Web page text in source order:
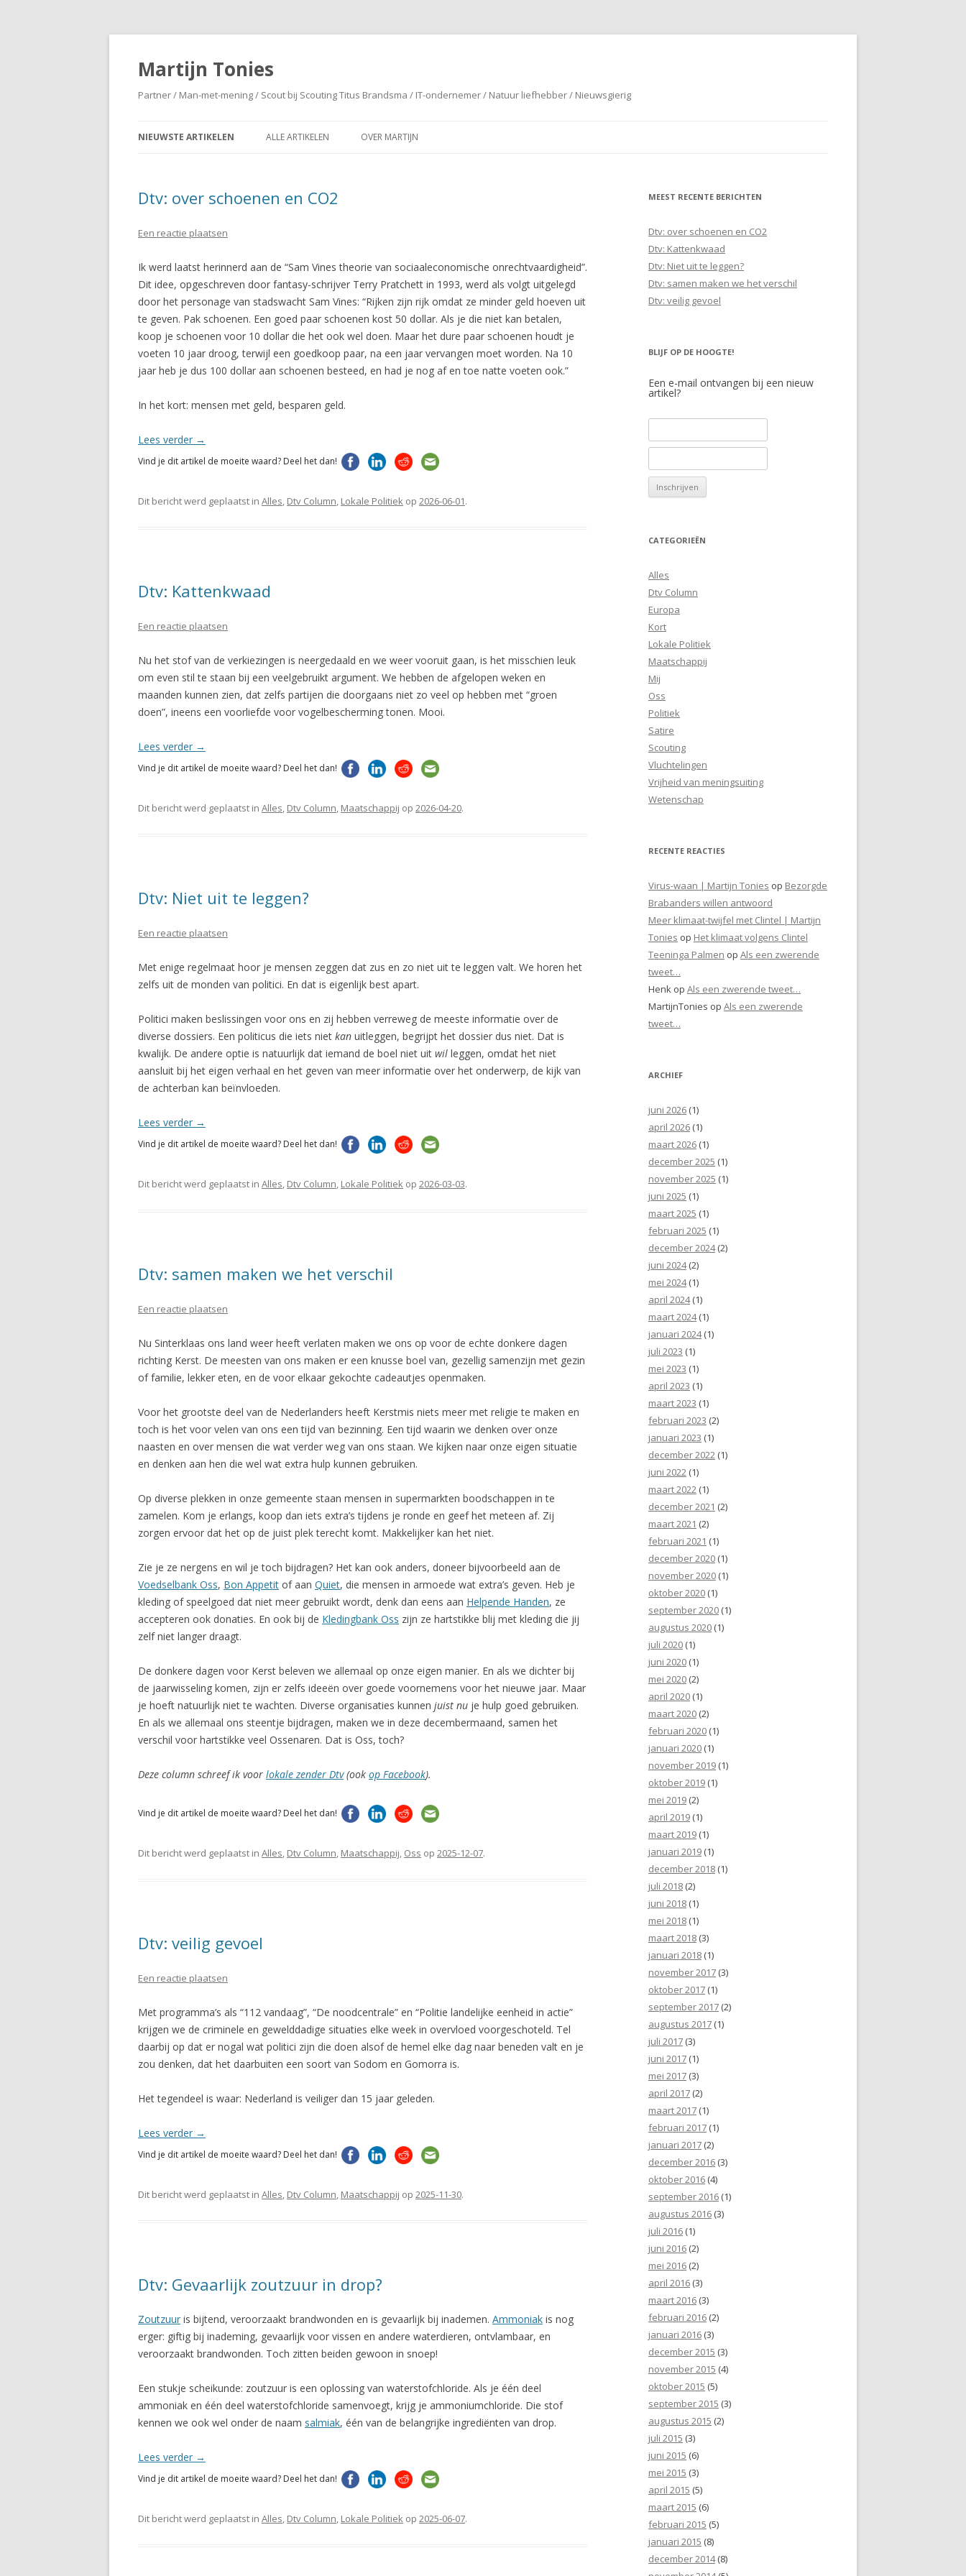
Martijn Tonies
Partner / Man-met-mening / Scout bij Scouting Titus Brandsma / IT-ondernemer / Natuur liefhebber / Nieuwsgierig
NIEUWSTE ARTIKELEN ALLE ARTIKELEN OVER MARTIJN
Dtv: over schoenen en CO2
Een reactie plaatsen
Ik werd laatst herinnerd aan de “Sam Vines theorie van sociaaleconomische onrechtvaardigheid”.
Dit idee, opgeschreven door fantasy-schrijver Terry Pratchett in 1993, werd als volgt uitgelegd
door het personage van stadswacht Sam Vines: “Rijken zijn rijk omdat ze minder geld hoeven uit
te geven. Pak schoenen. Een goed paar schoenen kost 50 dollar. Als je die niet kan betalen,
koop je schoenen voor 10 dollar die het ook wel doen. Maar het dure paar schoenen houdt je
voeten 10 jaar droog, terwijl een goedkoop paar, na een jaar vervangen moet worden. Na 10
jaar heb je dus 100 dollar aan schoenen besteed, en had je nog af en toe natte voeten ook.”
In het kort: mensen met geld, besparen geld.
Lees verder →
Vind je dit artikel de moeite waard? Deel het dan!
Dit bericht werd geplaatst in Alles, Dtv Column, Lokale Politiek op 2026-06-01.
Dtv: Kattenkwaad
Een reactie plaatsen
Nu het stof van de verkiezingen is neergedaald en we weer vooruit gaan, is het misschien leuk
om even stil te staan bij een veelgebruikt argument. We hebben de afgelopen weken en
maanden kunnen zien, dat zelfs partijen die doorgaans niet zo veel op hebben met “groen
doen”, ineens een voorliefde voor vogelbescherming tonen. Mooi.
Lees verder →
Vind je dit artikel de moeite waard? Deel het dan!
Dit bericht werd geplaatst in Alles, Dtv Column, Maatschappij op 2026-04-20.
Dtv: Niet uit te leggen?
Een reactie plaatsen
Met enige regelmaat hoor je mensen zeggen dat zus en zo niet uit te leggen valt. We horen het
zelfs uit de monden van politici. En dat is eigenlijk best apart.
Politici maken beslissingen voor ons en zij hebben verreweg de meeste informatie over de
diverse dossiers. Een politicus die iets niet kan uitleggen, begrijpt het dossier dus niet. Dat is
kwalijk. De andere optie is natuurlijk dat iemand de boel niet uit wil leggen, omdat het niet
aansluit bij het eigen verhaal en het geven van meer informatie over het onderwerp, de kijk van
de achterban kan beïnvloeden.
Lees verder →
Vind je dit artikel de moeite waard? Deel het dan!
Dit bericht werd geplaatst in Alles, Dtv Column, Lokale Politiek op 2026-03-03.
Dtv: samen maken we het verschil
Een reactie plaatsen
Nu Sinterklaas ons land weer heeft verlaten maken we ons op voor de echte donkere dagen
richting Kerst. De meesten van ons maken er een knusse boel van, gezellig samenzijn met gezin
of familie, lekker eten, en de voor elkaar gekochte cadeautjes openmaken.
Voor het grootste deel van de Nederlanders heeft Kerstmis niets meer met religie te maken en
toch is het voor velen van ons een tijd van bezinning. Een tijd waarin we denken over onze
naasten en over mensen die wat verder weg van ons staan. We kijken naar onze eigen situatie
en denken aan hen die wel wat extra hulp kunnen gebruiken.
Op diverse plekken in onze gemeente staan mensen in supermarkten boodschappen in te
zamelen. Kom je erlangs, koop dan iets extra’s tijdens je ronde en geef het meteen af. Zij
zorgen ervoor dat het op de juist plek terecht komt. Makkelijker kan het niet.
Zie je ze nergens en wil je toch bijdragen? Het kan ook anders, doneer bijvoorbeeld aan de
Voedselbank Oss, Bon Appetit of aan Quiet, die mensen in armoede wat extra’s geven. Heb je
kleding of speelgoed dat niet meer gebruikt wordt, denk dan eens aan Helpende Handen, ze
accepteren ook donaties. En ook bij de Kledingbank Oss zijn ze hartstikke blij met kleding die jij
zelf niet langer draagt.
De donkere dagen voor Kerst beleven we allemaal op onze eigen manier. En als we dichter bij
de jaarwisseling komen, zijn er zelfs ideeën over goede voornemens voor het nieuwe jaar. Maar
je hoeft natuurlijk niet te wachten. Diverse organisaties kunnen juist nu je hulp goed gebruiken.
En als we allemaal ons steentje bijdragen, maken we in deze decembermaand, samen het
verschil voor hartstikke veel Ossenaren. Dat is Oss, toch?
Deze column schreef ik voor lokale zender Dtv(ook op Facebook).
Vind je dit artikel de moeite waard? Deel het dan!
Dit bericht werd geplaatst in Alles, Dtv Column, Maatschappij, Oss op 2025-12-07.
Dtv: veilig gevoel
Een reactie plaatsen
Met programma’s als “112 vandaag”, “De noodcentrale” en “Politie landelijke eenheid in actie”
krijgen we de criminele en gewelddadige situaties elke week in overvloed voorgeschoteld. Tel
daarbij op dat er nogal wat politici zijn die doen alsof de hemel elke dag naar beneden valt en je
zou denken, dat het daarbuiten een soort van Sodom en Gomorra is.
Het tegendeel is waar: Nederland is veiliger dan 15 jaar geleden.
Lees verder →
Vind je dit artikel de moeite waard? Deel het dan!
Dit bericht werd geplaatst in Alles, Dtv Column, Maatschappij op 2025-11-30.
Dtv: Gevaarlijk zoutzuur in drop?
Zoutzuur is bijtend, veroorzaakt brandwonden en is gevaarlijk bij inademen. Ammoniak is nog
erger: giftig bij inademing, gevaarlijk voor vissen en andere waterdieren, ontvlambaar, en
veroorzaakt brandwonden. Toch zitten beiden gewoon in snoep!
Een stukje scheikunde: zoutzuur is een oplossing van waterstofchloride. Als je één deel
ammoniak en één deel waterstofchloride samenvoegt, krijg je ammoniumchloride. Die stof
kennen we ook wel onder de naam salmiak, één van de belangrijke ingrediënten van drop.
Lees verder →
Vind je dit artikel de moeite waard? Deel het dan!
Dit bericht werd geplaatst in Alles, Dtv Column, Lokale Politiek op 2025-06-07.
MEEST RECENTE BERICHTEN
Dtv: over schoenen en CO2
Dtv: Kattenkwaad
Dtv: Niet uit te leggen?
Dtv: samen maken we het verschil
Dtv: veilig gevoel
BLIJF OP DE HOOGTE!
Een e-mail ontvangen bij een nieuw
artikel?
CATEGORIEËN
Alles
Dtv Column
Europa
Kort
Lokale Politiek
Maatschappij
Mij
Oss
Politiek
Satire
Scouting
Vluchtelingen
Vrijheid van meningsuiting
Wetenschap
RECENTE REACTIES
Virus-waan | Martijn Tonies op Bezorgde
Brabanders willen antwoord
Meer klimaat-twijfel met Clintel | Martijn
Tonies op Het klimaat volgens Clintel
Teeninga Palmen op Als een zwerende
tweet…
Henk op Als een zwerende tweet…
MartijnTonies op Als een zwerende
tweet…
ARCHIEF
juni 2026 (1)
april 2026 (1)
maart 2026 (1)
december 2025 (1)
november 2025 (1)
juni 2025 (1)
maart 2025 (1)
februari 2025 (1)
december 2024(2)
juni 2024(2)
mei 2024(1)
april 2024(1)
maart 2024(1)
januari 2024(1)
juli 2023 (1)
mei 2023 (1)
april 2023 (1)
maart 2023 (1)
februari 2023 (2)
januari 2023 (1)
december 2022 (1)
juni 2022 (1)
maart 2022 (1)
december 2021 (2)
maart 2021 (2)
februari 2021 (1)
december 2020 (1)
november 2020 (1)
oktober 2020 (1)
september 2020 (1)
augustus 2020 (1)
juli 2020 (1)
juni 2020 (1)
mei 2020 (2)
april 2020 (1)
maart 2020 (2)
februari 2020 (1)
januari 2020 (1)
november 2019 (1)
oktober 2019 (1)
mei 2019 (2)
april 2019 (1)
maart 2019 (1)
januari 2019 (1)
december 2018 (1)
juli 2018 (2)
juni 2018 (1)
mei 2018 (1)
maart 2018 (3)
januari 2018 (1)
november 2017 (3)
oktober 2017 (1)
september 2017 (2)
augustus 2017 (1)
juli 2017 (3)
juni 2017 (1)
mei 2017 (3)
april 2017 (2)
maart 2017 (1)
februari 2017 (1)
januari 2017 (2)
december 2016 (3)
oktober 2016 (4)
september 2016 (1)
augustus 2016 (3)
juli 2016 (1)
juni 2016 (2)
mei 2016 (2)
april 2016 (3)
maart 2016 (3)
februari 2016 (2)
januari 2016 (3)
december 2015 (3)
november 2015 (4)
oktober 2015 (5)
september 2015 (3)
augustus 2015 (2)
juli 2015 (3)
juni 2015 (6)
mei 2015 (3)
april 2015 (5)
maart 2015 (6)
februari 2015 (5)
januari 2015 (8)
december 2014(8)